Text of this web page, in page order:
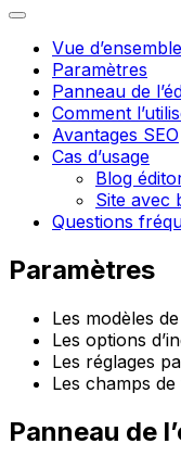
Vue d’ensemble
Paramètres
Panneau de
Comment
Avantages SEO
Cas d’usage
Blog
Site avec
Questions
Paramètres
Les modèles
Les options
Les réglages
Les champs
Panneau de